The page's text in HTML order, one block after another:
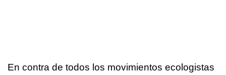
En contra de todos los movimientos ecologistas